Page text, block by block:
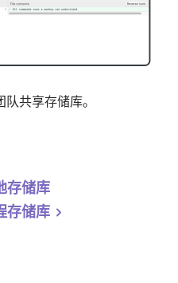
共享存储库。
存储库
存储库